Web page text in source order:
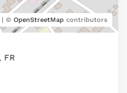
| © OpenStreetMap contributors
FR